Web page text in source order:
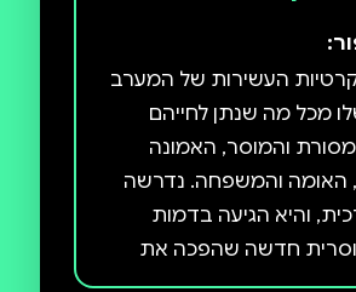
העשירות של המערב
מכל מה שנתן לחייהם
והמוסר, האמונה
האומה והמשפחה. נדרשה
והיא הגיעה בדמות
חדשה שהפכה את
לאמת המידה של האמת